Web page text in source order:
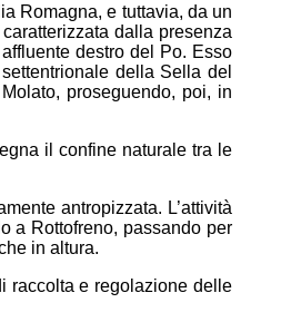
Romagna, e tuttavia, da un
dalla presenza
destro del Po. Esso
della Sella del
proseguendo, poi, in
il confine naturale tra le
antropizzata. L’attività
a Rottofreno, passando per
in altura.
raccolta e regolazione delle